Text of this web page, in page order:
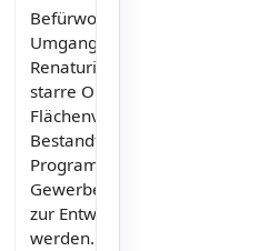
Befürwortet nachhaltigen
Umgang mit Fläche und
Renaturierungen. Eine
starre Obergrenze für den
Flächenverbrauch ist nicht
Bestandteil des
Programms, da auch
Gewerbe- und Bauflächen
zur Entwicklung unterstützt
werden.